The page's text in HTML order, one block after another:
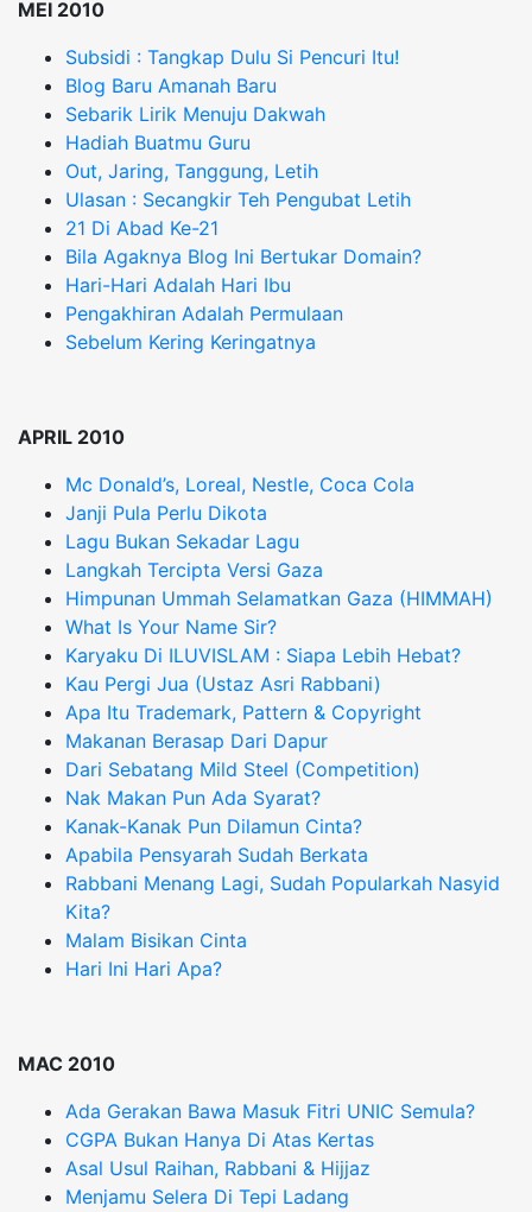
MEI 2010
Subsidi : Tangkap Dulu Si Pencuri Itu!
Blog Baru Amanah Baru
Sebarik Lirik Menuju Dakwah
Hadiah Buatmu Guru
Out, Jaring, Tanggung, Letih
Ulasan : Secangkir Teh Pengubat Letih
21 Di Abad Ke-21
Bila Agaknya Blog Ini Bertukar Domain?
Hari-Hari Adalah Hari Ibu
Pengakhiran Adalah Permulaan
Sebelum Kering Keringatnya
APRIL 2010
Mc Donald’s, Loreal, Nestle, Coca Cola
Janji Pula Perlu Dikota
Lagu Bukan Sekadar Lagu
Langkah Tercipta Versi Gaza
Himpunan Ummah Selamatkan Gaza (HIMMAH)
What Is Your Name Sir?
Karyaku Di ILUVISLAM : Siapa Lebih Hebat?
Kau Pergi Jua (Ustaz Asri Rabbani)
Apa Itu Trademark, Pattern & Copyright
Makanan Berasap Dari Dapur
Dari Sebatang Mild Steel (Competition)
Nak Makan Pun Ada Syarat?
Kanak-Kanak Pun Dilamun Cinta?
Apabila Pensyarah Sudah Berkata
Rabbani Menang Lagi, Sudah Popularkah Nasyid
Kita?
Malam Bisikan Cinta
Hari Ini Hari Apa?
MAC 2010
Ada Gerakan Bawa Masuk Fitri UNIC Semula?
CGPA Bukan Hanya Di Atas Kertas
Asal Usul Raihan, Rabbani & Hijjaz
Menjamu Selera Di Tepi Ladang